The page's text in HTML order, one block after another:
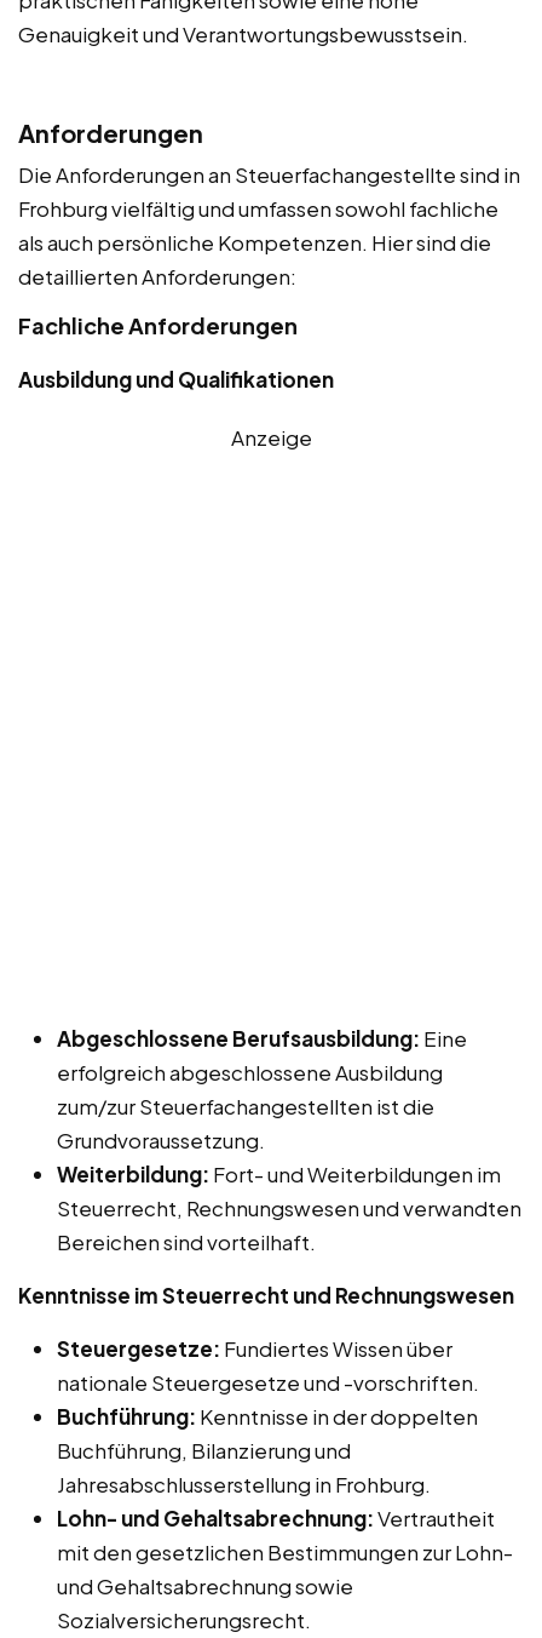
Genauigkeit und Verantwortungsbewusstsein.
Anforderungen
Die Anforderungen an Steuerfachangestellte sind in
Frohburg vielfältig und umfassen sowohl fachliche
als auch persönliche Kompetenzen. Hier sind die
detaillierten Anforderungen:
Fachliche Anforderungen
Ausbildung und Qualifikationen
Anzeige
Abgeschlossene Berufsausbildung: Eine
erfolgreich abgeschlossene Ausbildung
zum/zur Steuerfachangestellten ist die
Grundvoraussetzung.
Weiterbildung: Fort- und Weiterbildungen im
Steuerrecht, Rechnungswesen und verwandten
Bereichen sind vorteilhaft.
Kenntnisse im Steuerrecht und Rechnungswesen
Steuergesetze: Fundiertes Wissen über
nationale Steuergesetze und -vorschriften.
Buchführung: Kenntnisse in der doppelten
Buchführung, Bilanzierung und
Jahresabschlusserstellung in Frohburg.
Lohn- und Gehaltsabrechnung:Vertrautheit
mit den gesetzlichen Bestimmungen zur Lohn-
und Gehaltsabrechnung sowie
Sozialversicherungsrecht.